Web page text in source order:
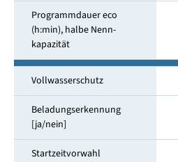
Programmdauer eco
(h:min), halbe Nenn­
kapazität
Vollwasserschutz
Beladungserkennung
[ja/nein]
Startzeitvorwahl